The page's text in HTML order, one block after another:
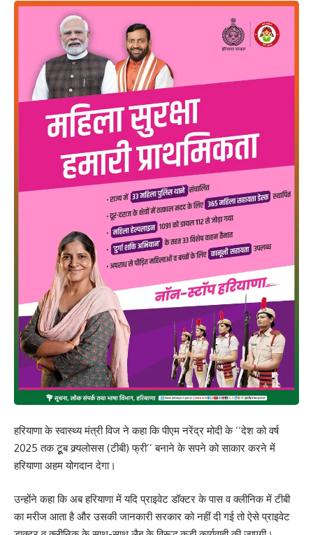
हरियाणा के स्वास्थ्य मंत्री विज ने कहा कि पीएम नरेंद्र मोदी के ‘‘देश को वर्ष
2025 तक टूूब क्र्यलोसस (टीबी) फ्री’’ बनाने के सपने को साकार करने में
हरियाणा अहम योगदान देगा।
उन्होंने कहा कि अब हरियाणा में यदि प्राइवेट डॉक्टर के पास व क्लीनिक में टीबी
का मरीज आता है और उसकी जानकारी सरकार को नहीं दी गई तो ऐसे प्राइवेट